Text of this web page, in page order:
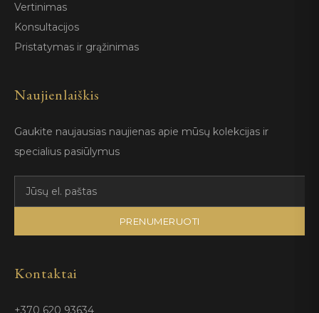
Vertinimas
Konsultacijos
Pristatymas ir grąžinimas
Naujienlaiškis
Gaukite naujausias naujienas apie mūsų kolekcijas ir
specialius pasiūlymus
PRENUMERUOTI
Kontaktai
+370 620 93634